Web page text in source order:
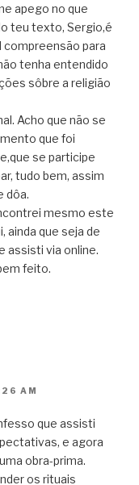
apego no que
teu texto, Sergio,é
compreensão para
tenha entendido
sôbre a religião
Acho que não se
que foi
se participe
tudo bem, assim
dôa.
mesmo este
ainda que seja de
assisti via online.
feito.
AM
que assisti
e agora
obra-prima.
os rituais